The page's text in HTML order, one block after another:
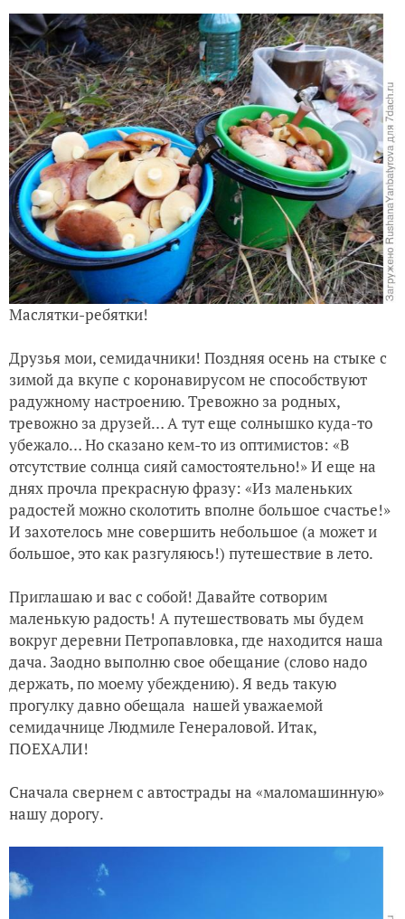
Маслятки-ребятки!
Друзья мои, семидачники! Поздняя осень на стыке с
зимой да вкупе с коронавирусом не способствуют
радужному настроению. Тревожно за родных,
тревожно за друзей… А тут еще солнышко куда-то
убежало… Но сказано кем-то из оптимистов: «В
отсутствие солнца сияй самостоятельно!» И еще на
днях прочла прекрасную фразу: «Из маленьких
радостей можно сколотить вполне большое счастье!»
И захотелось мне совершить небольшое (а может и
большое, это как разгуляюсь!) путешествие в лето.
Приглашаю и вас с собой! Давайте сотворим
маленькую радость! А путешествовать мы будем
вокруг деревни Петропавловка, где находится наша
дача. Заодно выполню свое обещание (слово надо
держать, по моему убеждению). Я ведь такую
прогулку давно обещала нашей уважаемой
семидачнице Людмиле Генераловой. Итак,
ПОЕХАЛИ!
Сначала свернем с автострады на «маломашинную»
нашу дорогу.